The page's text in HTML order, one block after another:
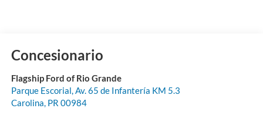
Concesionario
Flagship Ford of Rio Grande
Parque Escorial, Av. 65 de Infantería KM 5.3
Carolina, PR 00984